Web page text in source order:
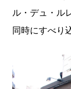
ル・デュ・ル
同時にすべり